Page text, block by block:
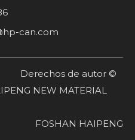
can.com
de autor ©
NEW MATERIAL